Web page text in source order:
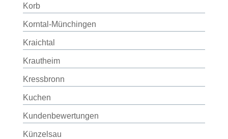
Korb
Korntal-Münchingen
Kraichtal
Krautheim
Kressbronn
Kuchen
Kundenbewertungen
Künzelsau